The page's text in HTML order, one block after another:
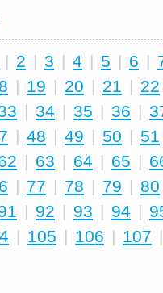
| 2 | 3 | 4 | 5 | 6 |
| 19 | 20 | 21 | 22
| 34 | 35 | 36 |
| 48 | 49 | 50 | 51
| 63 | 64 | 65 |
| 77 | 78 | 79 | 80
| 92 | 93 | 94 |
| 105 | 106 | 107